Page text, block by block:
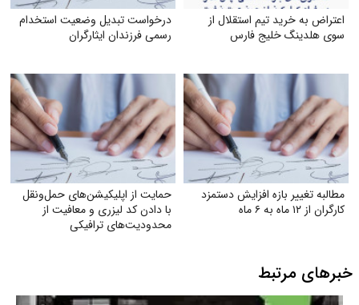
اعتراض به خرید تیم استقلال از
سوی هلدینگ خلیج فارس
درخواست تبدیل وضعیت استخدام
رسمی فرزندان ایثارگران
مطالبه تغییر بازه افزایش دستمزد
کارگران از ۱۲ ماه به ۶ ماه
حمایت از اپلیکیشن‌های حمل‌ونقل
با دادن کد لیزری و معافیت از
محدودیت‌های ترافیکی
خبرهای مرتبط